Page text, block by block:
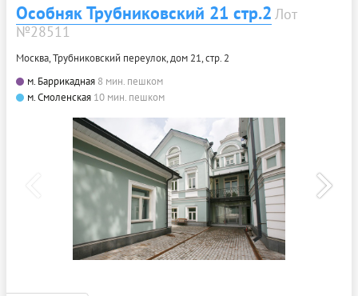
Особняк Трубниковский 21 стр.2 Лот
№28511
Москва, Трубниковский переулок, дом 21, стр. 2
м. Баррикадная 8 мин. пешком
м. Смоленская 10 мин. пешком